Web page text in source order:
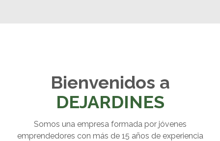
Bienvenidos a
DEJARDINES
Somos una empresa formada por jóvenes
emprendedores con más de 15 años de experiencia